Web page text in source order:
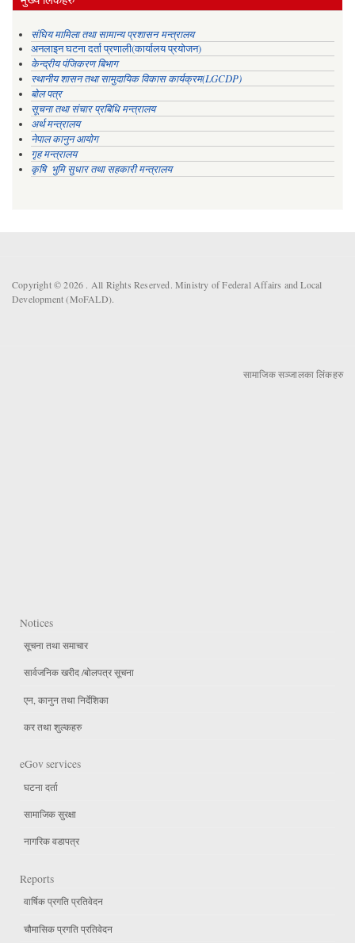
संघिय मामिला तथा सामान्य प्रशासन मन्त्रालय
अनलाइन घटना दर्ता प्रणाली(कार्यालय प्रयोजन)
केन्द्रीय पंजिकरण बिभाग
स्थानीय शासन तथा सामुदायिक विकास कार्यक्रम(LGCDP)
बोल पत्र
सूचना तथा संचार प्रबिधि मन्त्रालय
अर्थ मन्त्रालय
नेपाल कानुन आयोग
गृह मन्त्रालय
कृषि भुमि सुधार तथा सहकारी मन्त्रालय
Copyright © 2026 . All Rights Reserved. Ministry of Federal Affairs and Local
Development (MoFALD).
सामाजिक सञ्जालका लिंकहरु
Notices
सूचना तथा समाचार
सार्वजनिक खरीद /बोलपत्र सूचना
एन, कानुन तथा निर्देशिका
कर तथा शुल्कहरु
eGov services
घटना दर्ता
सामाजिक सुरक्षा
नागरिक वडापत्र
Reports
वार्षिक प्रगति प्रतिवेदन
चौमासिक प्रगति प्रतिवेदन